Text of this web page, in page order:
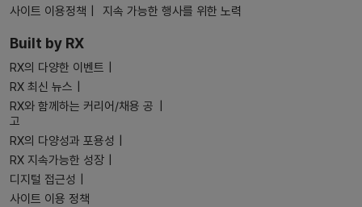
사이트 이용정책 지속 가능한 행사를 위한 노력
Built by RX
RX의 다양한 이벤트
RX 최신 뉴스
RX와 함께하는 커리어/채용 공
고
RX의 다양성과 포용성
RX 지속가능한 성장
디지털 접근성
사이트 이용 정책